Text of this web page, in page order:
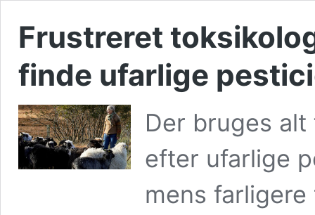
Frustreret
finde ufarlige
Der bruges
efter ufarlige
mens